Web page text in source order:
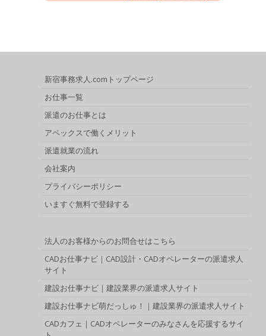
新宿事務求人.comトップページ
お仕事一覧
派遣のお仕事とは
アペックスで働くメリット
派遣就業の流れ
会社案内
プライバシーポリシー
いますぐ無料で登録する
法人のお客様からのお問合せはこちら
CADお仕事ナビ｜CAD設計・CADオペレーターの派遣求人
サイト
建設お仕事ナビ｜建設業界の派遣求人サイト
建設お仕事ナビ萌だっしゅ！｜建設業界の派遣求人サイト
CADカフェ｜CADオペレーターのみなさんを応援するサイ